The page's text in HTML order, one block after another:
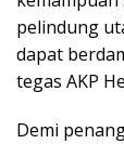
pelindung
dapat
tegas AKP
​Demi